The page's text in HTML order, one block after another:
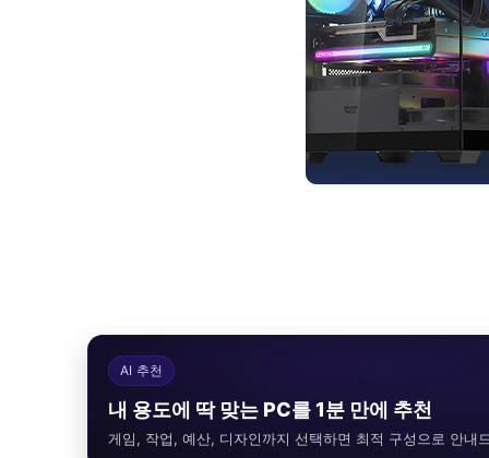
AI 추천
내 용도에 딱 맞는 PC를 1분 만에 추천
게임, 작업, 예산, 디자인까지 선택하면 최적 구성으로 안내